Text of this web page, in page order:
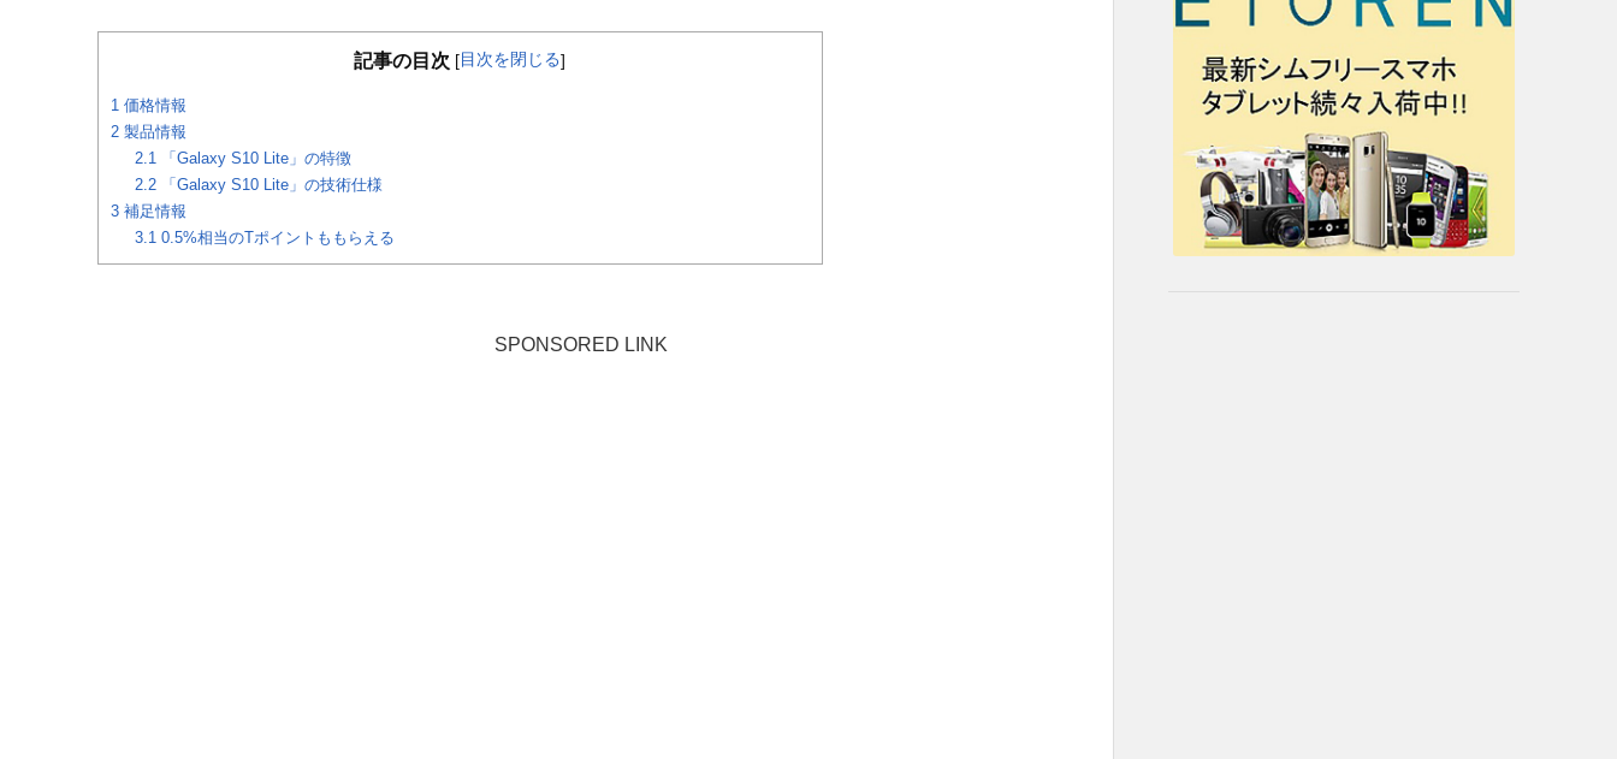
記事の目次 [目次を閉じる]
1価格情報
2製品情報
2.1「Galaxy S10 Lite」の特徴
2.2「Galaxy S10 Lite」の技術仕様
3補足情報
3.10.5%相当のTポイントももらえる
SPONSORED LINK